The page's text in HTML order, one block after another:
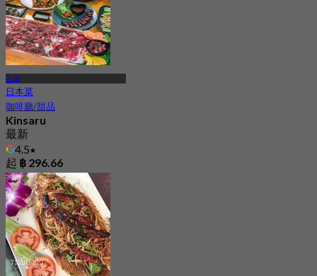
大城
日本菜
咖啡廳/甜品
Kinsaru
最新
4.5
起 ฿ 296.66